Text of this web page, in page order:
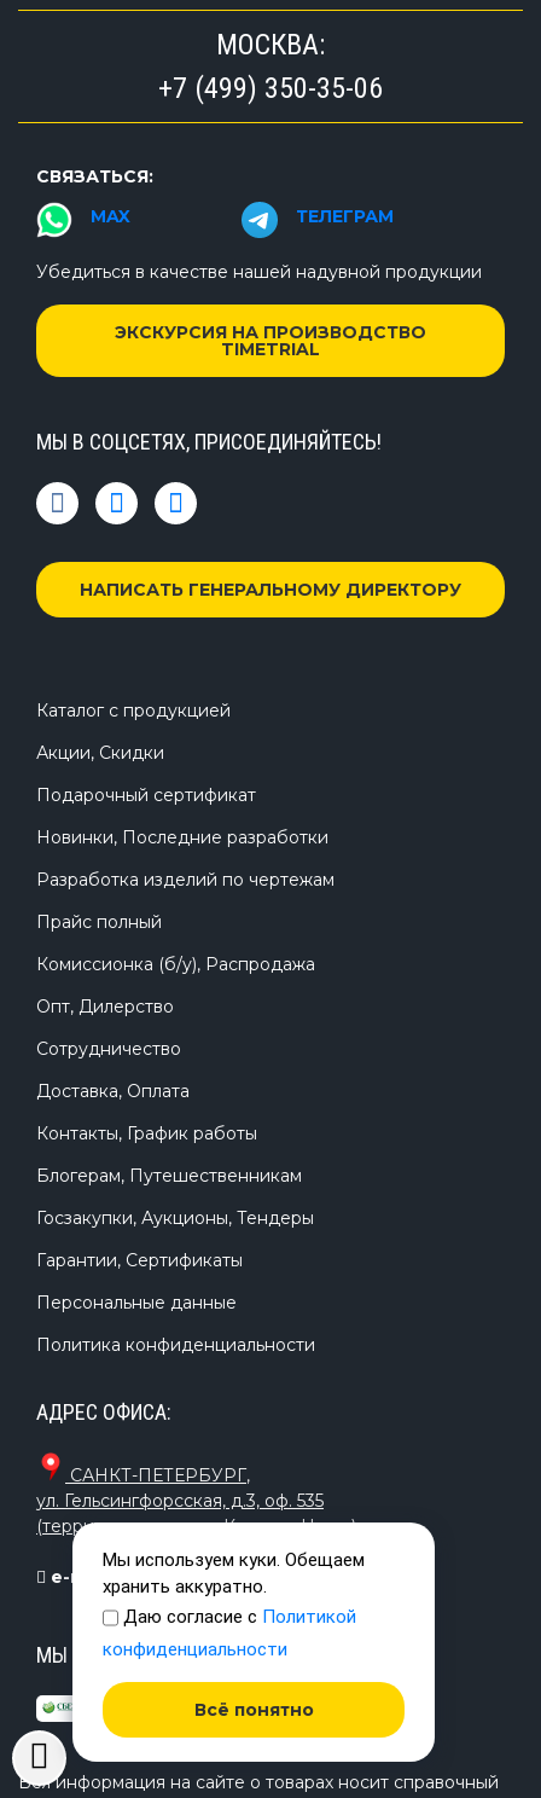
МОСКВА:
+7 (499) 350-35-06
СВЯЗАТЬСЯ:
MAX
ТЕЛЕГРАМ
Убедиться в качестве нашей надувной продукции
ЭКСКУРСИЯ НА ПРОИЗВОДСТВО
TIMETRIAL
МЫ В СОЦСЕТЯХ, ПРИСОЕДИНЯЙТЕСЬ!
НАПИСАТЬ ГЕНЕРАЛЬНОМУ ДИРЕКТОРУ
Каталог с продукцией
Акции, Скидки
Подарочный сертификат
Новинки, Последние разработки
Разработка изделий по чертежам
Прайс полный
Комиссионка (б/у), Распродажа
Опт, Дилерство
Сотрудничество
Доставка, Оплата
Контакты, График работы
Блогерам, Путешественникам
Госзакупки, Аукционы, Тендеры
Гарантии, Сертификаты
Персональные данные
Политика конфиденциальности
АДРЕС ОФИСА:
САНКТ-ПЕТЕРБУРГ,
ул. Гельсингфорсская, д.3, оф. 535
(территория завода «Красная Нить»)
e-mail: info@timetrial.ru
МЫ ПРИНИМАЕМ К ОПЛАТЕ:
Вся информация на сайте о товарах носит справочный
Мы используем куки. Обещаем
хранить аккуратно.
Даю согласие с Политикой
конфиденциальности
Всё понятно